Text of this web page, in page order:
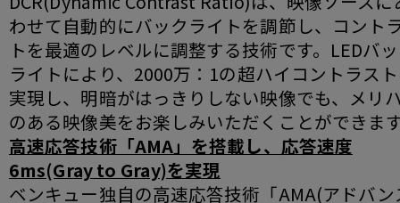
わせて自動的にバックライトを調節し、コント
トを最適のレベルに調整する技術です。LEDバ
ライトにより、2000万：1の超ハイコントラス
実現し、明暗がはっきりしない映像でも、メリ
のある映像美をお楽しみいただくことができま
高速応答技術「AMA」を搭載し、応答速度
6ms(Gray to Gray)を実現
ベンキュー独自の高速応答技術「AMA(アドバン